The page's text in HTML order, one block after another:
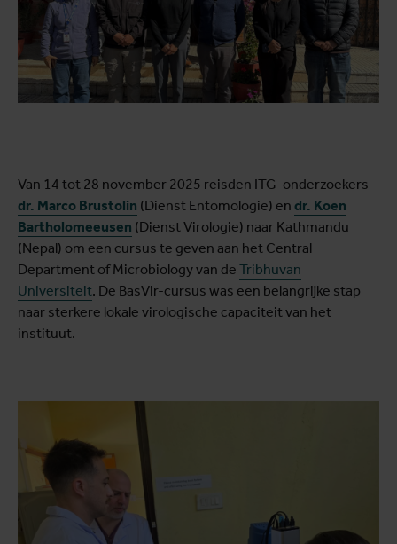
Van 14 tot 28 november 2025 reisden ITG-onderzoekers
dr. Marco Brustolin (Dienst Entomologie) en dr. Koen
Bartholomeeusen (Dienst Virologie) naar Kathmandu
(Nepal) om een cursus te geven aan het Central
Department of Microbiology van de Tribhuvan
Universiteit. De BasVir-cursus was een belangrijke stap
naar sterkere lokale virologische capaciteit van het
instituut.